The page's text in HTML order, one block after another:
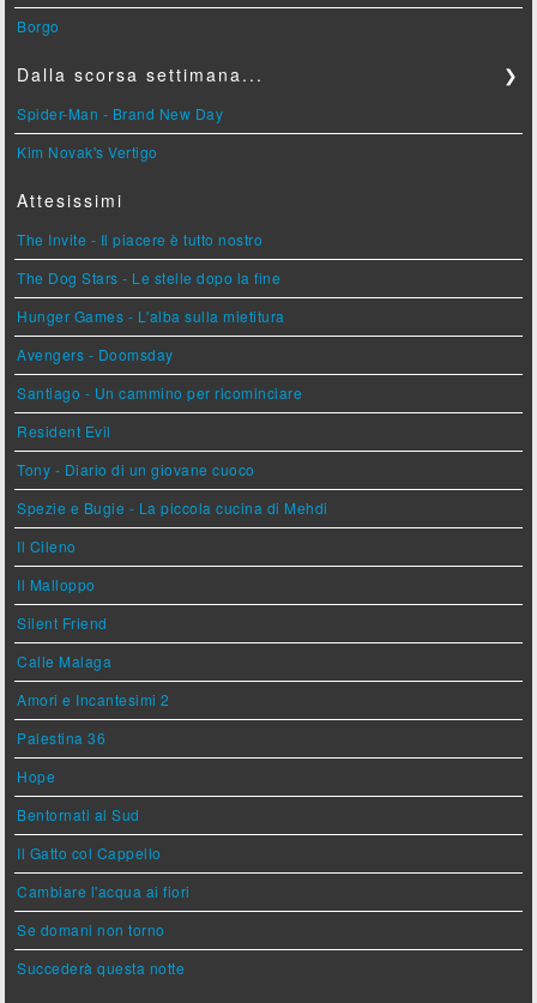
Borgo
Dalla scorsa settimana... ❯
Spider-Man - Brand New Day
Kim Novak's Vertigo
Attesissimi
The Invite - Il piacere è tutto nostro
The Dog Stars - Le stelle dopo la fine
Hunger Games - L'alba sulla mietitura
Avengers - Doomsday
Santiago - Un cammino per ricominciare
Resident Evil
Tony - Diario di un giovane cuoco
Spezie e Bugie - La piccola cucina di Mehdi
Il Cileno
Il Malloppo
Silent Friend
Calle Malaga
Amori e Incantesimi 2
Palestina 36
Hope
Bentornati al Sud
Il Gatto col Cappello
Cambiare l'acqua ai fiori
Se domani non torno
Succederà questa notte